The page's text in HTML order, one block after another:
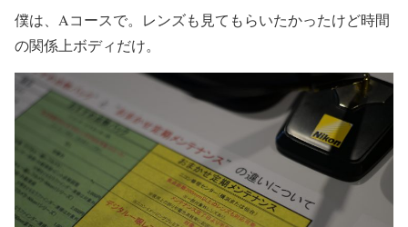
僕は、Aコースで。レンズも見てもらいたかったけど時間
の関係上ボディだけ。